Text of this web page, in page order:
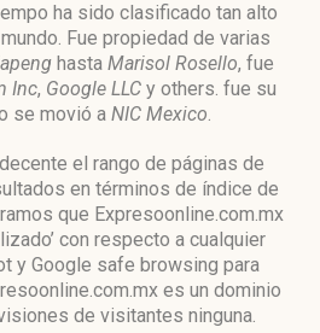
ha sido clasificado tan alto
Fue propiedad de varias
hasta Marisol Rosello, fue
Inc, Google LLC y others. fue su
se movió a NIC Mexico.
el rango de páginas de
en términos de índice de
que Expresoonline.com.mx
con respecto a cualquier
y Google safe browsing para
es un dominio
de visitantes ninguna.